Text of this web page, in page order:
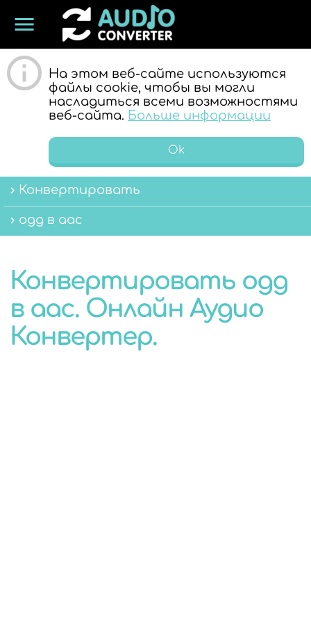
menu
ОНЛАЙН
АУДИО
КОНВЕРТЕР
На этом веб-сайте используются
файлы cookie, чтобы вы могли
насладиться всеми возможностями
веб-сайта. Больше информации
Ok
Конвертировать
ogg в aac
Конвертировать ogg
в aac. Онлайн Аудио
Конвертер.